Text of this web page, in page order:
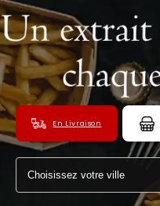
VOTRE COMPTE
NOTRE RESTAURANT
VOS AVIS
MENTIONS LÉGALES
C.G.V
ZONES DE LIVRAISON
En Livraison